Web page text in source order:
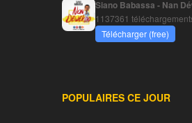
Siano Babassa - Nan
1137361
Télécharger (free)
POPULAIRES CE JOUR